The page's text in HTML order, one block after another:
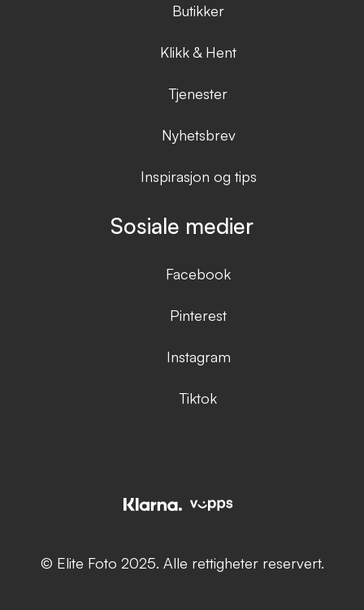
Butikker
Klikk & Hent
Tjenester
Nyhetsbrev
Inspirasjon og tips
Sosiale medier
Facebook
Pinterest
Instagram
Tiktok
© Elite Foto 2025. Alle rettigheter reservert.